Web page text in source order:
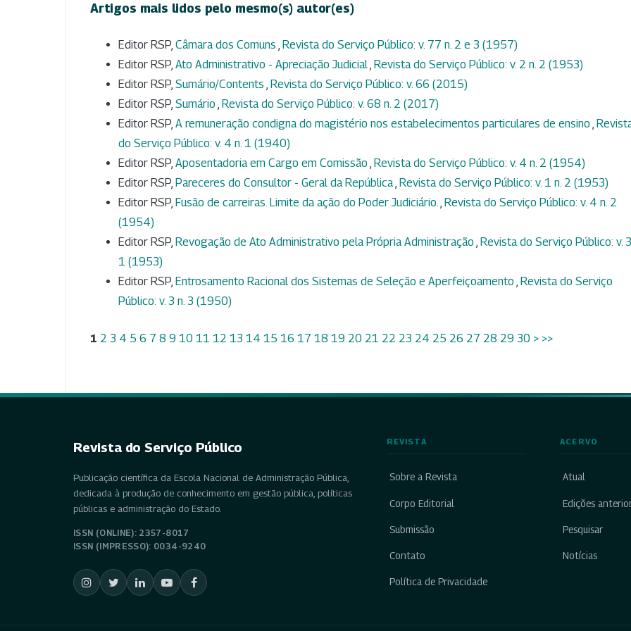
Artigos mais lidos pelo mesmo(s) autor(es)
Editor RSP, Câmara dos Comuns Revista do Serviço Público: v. 77 n. 2 e 3 (1957)
Editor RSP, Ato Administrativo - Apreciação Judicial Revista do Serviço Público: v. 2 n. 2 (1953)
Editor RSP, Sumário/Contents Revista do Serviço Público: v. 66 (2015)
Editor RSP, Sumário Revista do Serviço Público: v. 68 n. 2 (2017)
Editor RSP, A remuneração condigna do magistério nos estabelecimentos particulares de ensino
do Serviço Público: v. 4 n. 1 (1940)
Editor RSP, Aposentadoria em Cargo em Comissão Revista do Serviço Público: v. 4 n. 2 (1954)
Editor RSP, Pareceres do Consultor - Geral da República Revista do Serviço Público: v. 1 n. 2 (1953)
Editor RSP, Fusão de carreiras. Limite da ação do Poder Judiciário.
Revista do Serviço Público: v. 4 n. 2
(1954)
Editor RSP, Revogação de Ato Administrativo pela Própria Administração Revista do Serviço Público: v. 3
1 (1953)
Editor RSP, Entrosamento Racional dos Sistemas de Seleção e Aperfeiçoamento Revista do Serviço
Público: v. 3 n. 3 (1950)
1 2 3 4 5 6 7 8 9 10 11 12 13 14 15 16 17 18 19 20 21 22 23 24 25 26 27 28 29 30 > >>
Revista do Serviço Público
Publicação científica da Escola Nacional de Administração Pública,
dedicada à produção de conhecimento em gestão pública, políticas
públicas e administração do Estado.
ISSN (ONLINE): 2357-8017
ISSN (IMPRESSO): 0034-9240
REVISTA
Sobre a Revista
Corpo Editorial
Submissão
Contato
Política de Privacidade
ACERVO
Atual
Edições
Pesquisar
Notícias